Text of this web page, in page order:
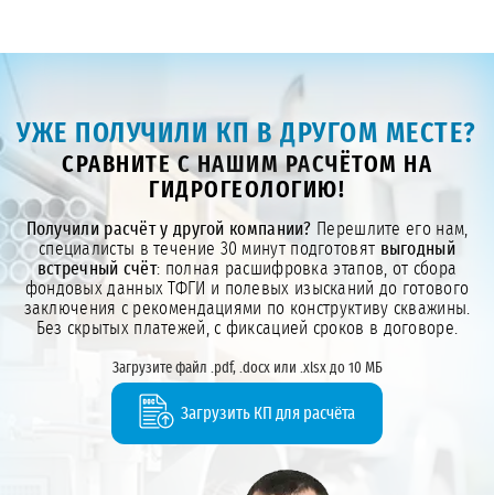
УЖЕ ПОЛУЧИЛИ КП В ДРУГОМ МЕСТЕ?
СРАВНИТЕ С НАШИМ РАСЧЁТОМ НА
ГИДРОГЕОЛОГИЮ!
Получили расчёт у другой компании? Перешлите его нам,
специалисты в течение 30 минут подготовят выгодный
встречный счёт: полная расшифровка этапов, от сбора
фондовых данных ТФГИ и полевых изысканий до готового
заключения с рекомендациями по конструктиву скважины.
Без скрытых платежей, с фиксацией сроков в договоре.
Загрузите файл .pdf, .docx или .xlsx до 10 МБ
Загрузить КП для расчёта